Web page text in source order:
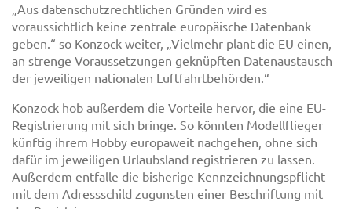
„Aus datenschutzrechtlichen Gründen wird es
voraussichtlich keine zentrale europäische Datenbank
geben.“ so Konzock weiter, „Vielmehr plant die EU einen,
an strenge Voraussetzungen geknüpften Datenaustausch
der jeweiligen nationalen Luftfahrtbehörden.“
Konzock hob außerdem die Vorteile hervor, die eine EU-
Registrierung mit sich bringe. So könnten Modellflieger
künftig ihrem Hobby europaweit nachgehen, ohne sich
dafür im jeweiligen Urlaubsland registrieren zu lassen.
Außerdem entfalle die bisherige Kennzeichnungspflicht
mit dem Adressschild zugunsten einer Beschriftung mit